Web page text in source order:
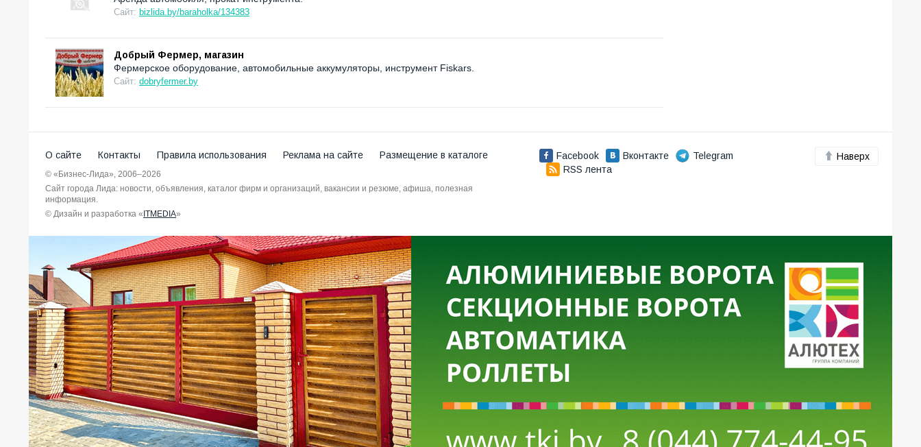
Сайт: bizlida.by/baraholka/134383
Добрый Фермер, магазин
Фермерское оборудование, автомобильные аккумуляторы, инструмент Fiskars.
Сайт: dobryfermer.by
О сайте Контакты Правила использования Реклама на сайте Размещение в каталоге
© «Бизнес-Лида», 2006–2026
Сайт города Лида: новости, объявления, каталог фирм и организаций, вакансии и резюме, афиша, полезная
информация.
© Дизайн и разработка «ITMEDIA»
Facebook Вконтакте
Telegram
RSS лента
Наверх